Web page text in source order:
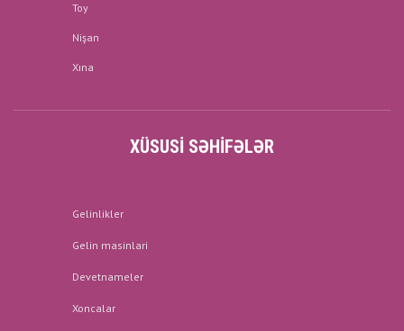
Toy
Nişan
Xına
XÜSUSI SƏHIFƏLƏR
Gelinlikler
Gelin masinlari
Devetnameler
Xoncalar